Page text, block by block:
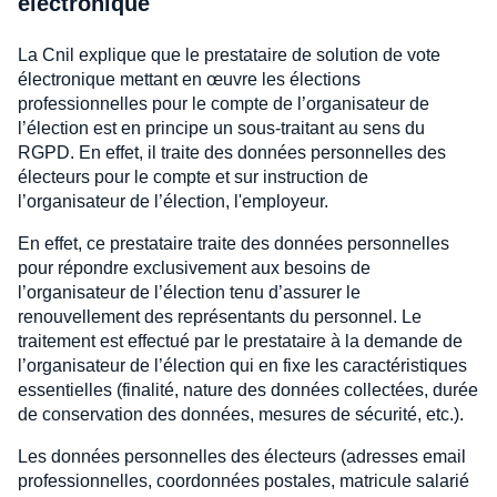
La Cnil explique que le prestataire de solution de vote
électronique mettant en œuvre les élections
professionnelles pour le compte de l’organisateur de
l’élection est en principe un sous-traitant au sens du
RGPD. En effet, il traite des données personnelles des
électeurs pour le compte et sur instruction de
l’organisateur de l’élection, l'employeur.
En effet, ce prestataire traite des données personnelles
pour répondre exclusivement aux besoins de
l’organisateur de l’élection tenu d’assurer le
renouvellement des représentants du personnel. Le
traitement est effectué par le prestataire à la demande de
l’organisateur de l’élection qui en fixe les caractéristiques
essentielles (finalité, nature des données collectées, durée
de conservation des données, mesures de sécurité, etc.).
Les données personnelles des électeurs (adresses email
professionnelles, coordonnées postales, matricule salarié